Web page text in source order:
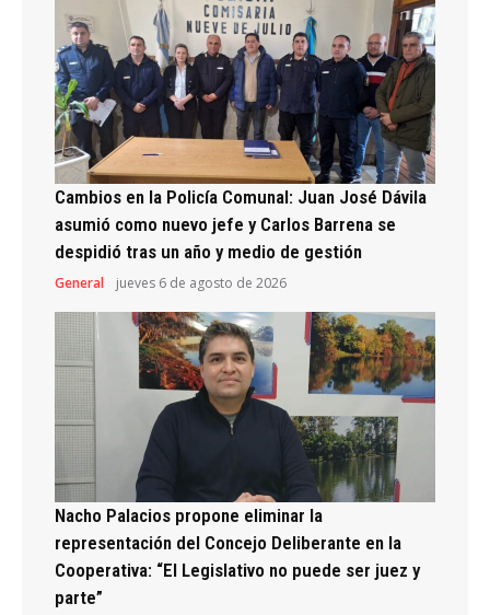
Cambios en la Policía Comunal: Juan José Dávila
asumió como nuevo jefe y Carlos Barrena se
despidió tras un año y medio de gestión
General jueves 6 de agosto de 2026
Nacho Palacios propone eliminar la
representación del Concejo Deliberante en la
Cooperativa: “El Legislativo no puede ser juez y
parte”